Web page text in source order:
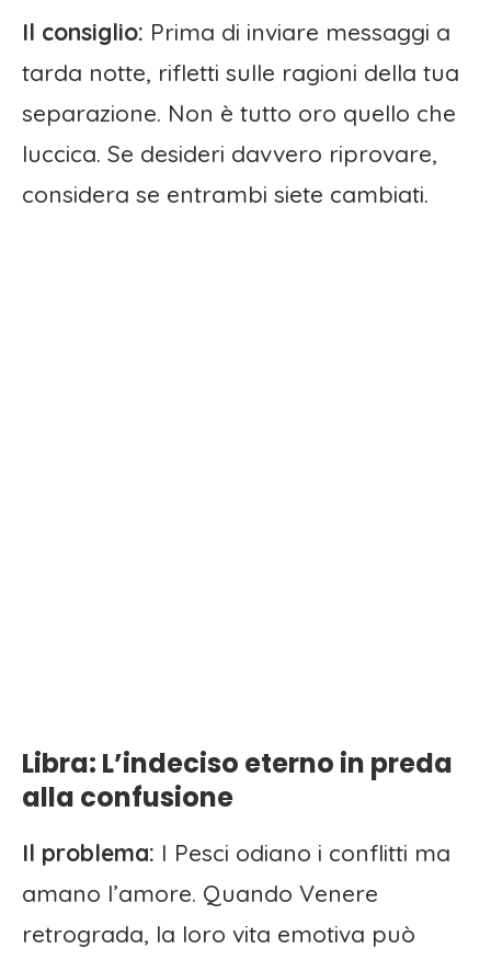
Il consiglio: Prima di inviare messaggi a
tarda notte, rifletti sulle ragioni della tua
separazione. Non è tutto oro quello che
luccica. Se desideri davvero riprovare,
considera se entrambi siete cambiati.
Libra: L’indeciso eterno in preda
alla confusione
Il problema: I Pesci odiano i conflitti ma
amano l’amore. Quando Venere
retrograda, la loro vita emotiva può